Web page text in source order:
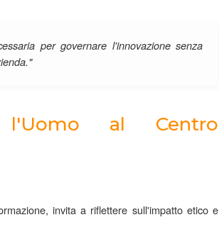
per governare l'innovazione senza
l'Uomo al Centro
invita a riflettere sull'impatto etico e